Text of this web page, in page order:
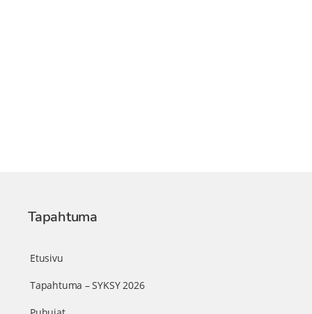
Tapahtuma
Etusivu
Tapahtuma – SYKSY 2026